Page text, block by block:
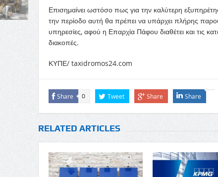
Επισημαίνει ωστόσο πως για την καλύτερη
την περίοδο αυτή θα πρέπει να υπάρχει πλήρης
υπηρεσίες, αφού η Επαρχία Πάφου διαθέτει και τις
διακοπές.
ΚΥΠΕ/ taxidromos24.com
Share 0 Tweet Share Share
RELATED ARTICLES